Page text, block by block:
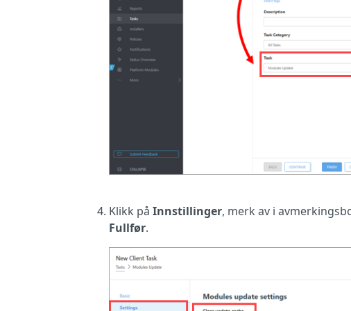
Klikk på Innstillinger, merk av i
Fullfør.